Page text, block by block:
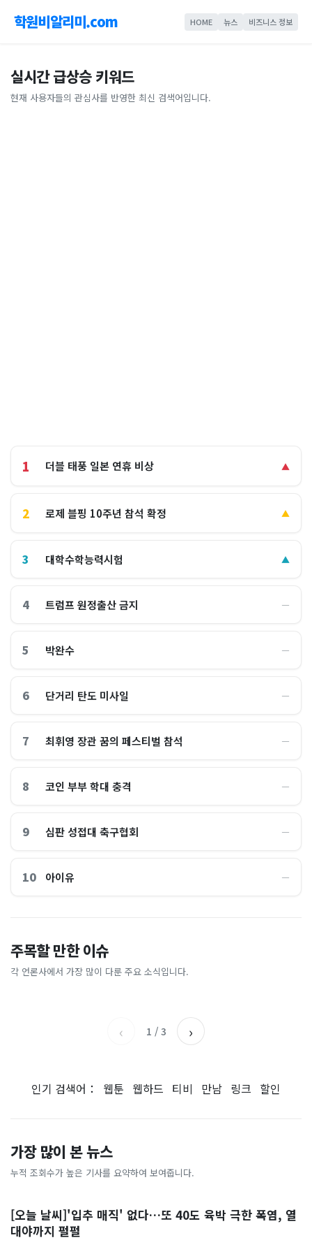
학원비알리미.com HOME 뉴스 비즈니스 정보
실시간 급상승 키워드
현재 사용자들의 관심사를 반영한 최신 검색어입니다.
1 더블 태풍 일본 연휴 비상 ▲
2 로제 블핑 10주년 참석 확정 ▲
3 대학수학능력시험 ▲
4 트럼프 원정출산 금지 ―
5 박완수 ―
6 단거리 탄도 미사일 ―
7 최휘영 장관 꿈의 페스티벌 참석 ―
8 코인 부부 학대 충격 ―
9 심판 성접대 축구협회 ―
10 아이유 ―
주목할 만한 이슈
각 언론사에서 가장 많이 다룬 주요 소식입니다.
이 대통령 사관학교 통합 발언
에…“서울대 법대·충암고도
없애나”
채널A
라 출렁이는 日증시
아시아경제
총리 영상에 "대체 뭐냐" 발
칵‥日 배우도 "미친 짓"
실체, 은밀하게…[중국나라]
‹ 1 / 3 ›
인기 검색어： 웹툰 웹하드 티비 만남 링크 할인
가장 많이 본 뉴스
누적 조회수가 높은 기사를 요약하여 보여줍니다.
[오늘 날씨]'입추 매직' 없다…또 40도 육박 극한 폭염, 열
대야까지 펄펄